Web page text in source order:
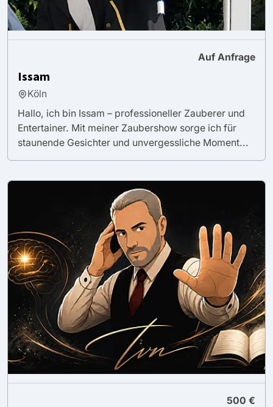
Auf Anfrage
Issam
Köln
Hallo, ich bin Issam – professioneller Zauberer und
Entertainer. Mit meiner Zaubershow sorge ich für
staunende Gesichter und unvergessliche Moment...
500 €